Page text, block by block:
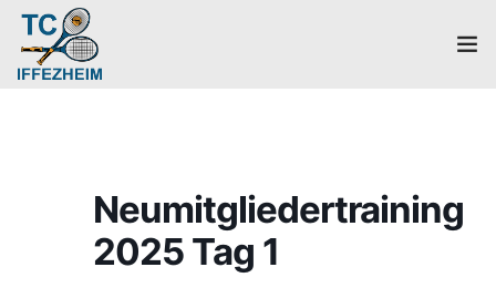
Neumitgliedertraining
2025 Tag 1